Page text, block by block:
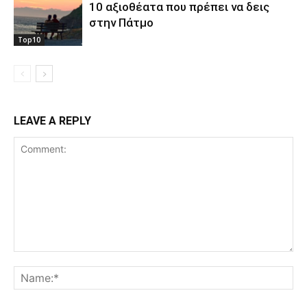
Top10
10 αξιοθέατα που πρέπει να δεις
στην Πάτμο
LEAVE A REPLY